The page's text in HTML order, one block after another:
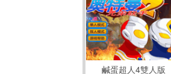
鹹蛋超人4雙人版